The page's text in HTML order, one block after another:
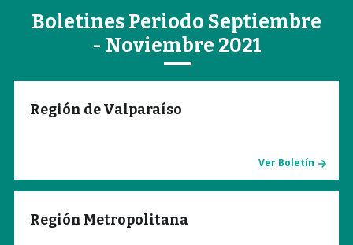
Boletines Periodo Septiembre
- Noviembre 2021
Región de Valparaíso
Ver Boletín
Región Metropolitana